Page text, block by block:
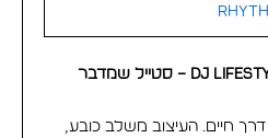
סטייל שמדבר
חיים. העיצוב משלב כובע,